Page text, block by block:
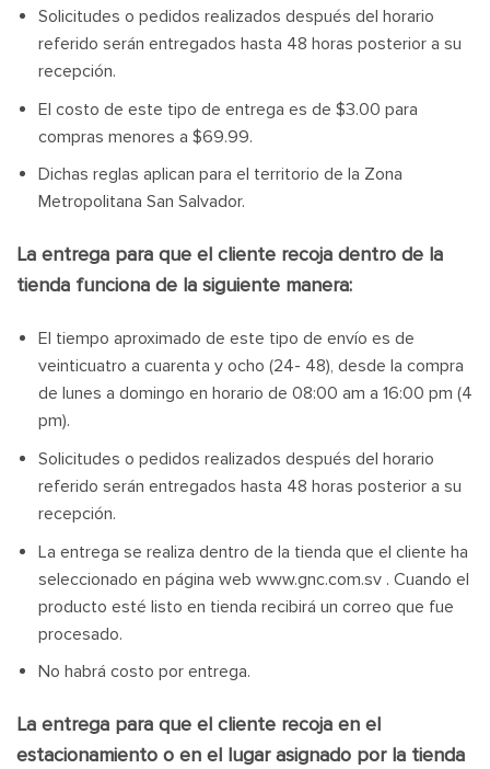
Solicitudes o pedidos realizados después del horario
referido serán entregados hasta 48 horas posterior a su
recepción.
El costo de este tipo de entrega es de $3.00 para
compras menores a $69.99.
Dichas reglas aplican para el territorio de la Zona
Metropolitana San Salvador.
La entrega para que el cliente recoja dentro de la
tienda funciona de la siguiente manera:
El tiempo aproximado de este tipo de envío es de
veinticuatro a cuarenta y ocho (24- 48), desde la compra
de lunes a domingo en horario de 08:00 am a 16:00 pm (4
pm).
Solicitudes o pedidos realizados después del horario
referido serán entregados hasta 48 horas posterior a su
recepción.
La entrega se realiza dentro de la tienda que el cliente ha
seleccionado en página web www.gnc.com.sv . Cuando el
producto esté listo en tienda recibirá un correo que fue
procesado.
No habrá costo por entrega.
La entrega para que el cliente recoja en el
estacionamiento o en el lugar asignado por la tienda